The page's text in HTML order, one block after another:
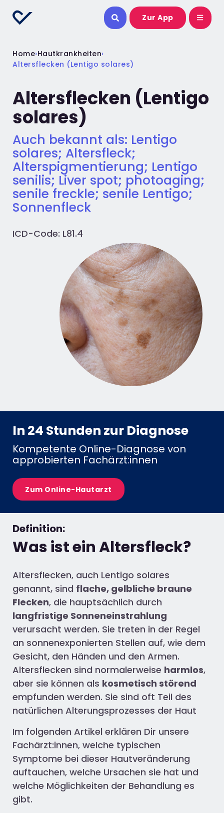
Zur App
Home›Hautkrankheiten›
Altersflecken (Lentigo solares)
Altersflecken (Lentigo
solares)
Auch bekannt als: Lentigo
solares; Altersfleck;
Alterspigmentierung; Lentigo
senilis; Liver spot; photoaging;
senile freckle; senile Lentigo;
Sonnenfleck
ICD-Code: L81.4
In 24 Stunden zur Diagnose
Kompetente Online-Diagnose von
approbierten Fachärzt:innen
Zum Online-Hautarzt
Definition:
Was ist ein Altersfleck?
Altersflecken, auch Lentigo solares
genannt, sind flache, gelbliche braune
Flecken, die hauptsächlich durch
langfristige Sonneneinstrahlung
verursacht werden. Sie treten in der Regel
an sonnenexponierten Stellen auf, wie dem
Gesicht, den Händen und den Armen.
Altersflecken sind normalerweise harmlos,
aber sie können als kosmetisch störend
empfunden werden. Sie sind oft Teil des
natürlichen Alterungsprozesses der Haut
Im folgenden Artikel erklären Dir unsere
Fachärzt:innen, welche typischen
Symptome bei dieser Hautveränderung
auftauchen, welche Ursachen sie hat und
welche Möglichkeiten der Behandlung es
gibt.